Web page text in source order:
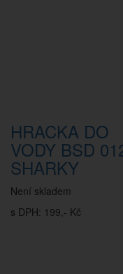
HRACKA DO
VODY BSD
SHARKY
Není skladem
s DPH: 199,- Kč